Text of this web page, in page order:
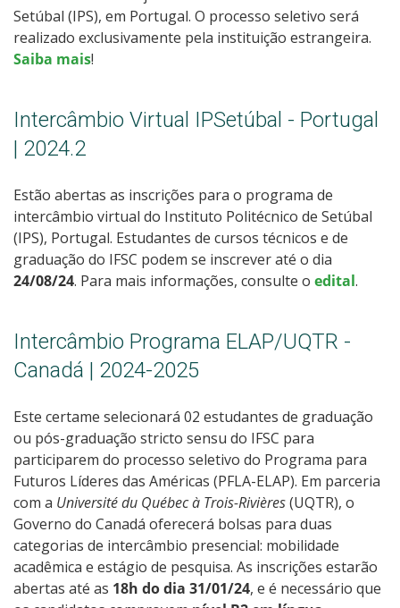
Setúbal (IPS), em Portugal. O processo seletivo será
realizado exclusivamente pela instituição estrangeira.
Saiba mais!
Intercâmbio Virtual IPSetúbal - Portugal
| 2024.2
Estão abertas as inscrições para o programa de
intercâmbio virtual do Instituto Politécnico de Setúbal
(IPS), Portugal. Estudantes de cursos técnicos e de
graduação do IFSC podem se inscrever até o dia
24/08/24. Para mais informações, consulte o edital.
Intercâmbio Programa ELAP/UQTR -
Canadá | 2024-2025
Este certame selecionará 02 estudantes de graduação
ou pós-graduação stricto sensu do IFSC para
participarem do processo seletivo do Programa para
Futuros Líderes das Américas (PFLA-ELAP). Em parceria
com a Université du Québec à Trois-Rivières(UQTR), o
Governo do Canadá oferecerá bolsas para duas
categorias de intercâmbio presencial: mobilidade
acadêmica e estágio de pesquisa. As inscrições estarão
abertas até as 18h do dia 31/01/24, e é necessário que